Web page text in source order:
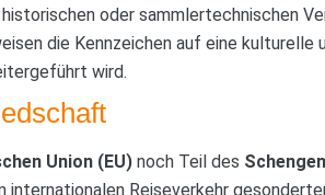
oder sammlertechnischen
die Kennzeichen auf eine kulturelle
wird.
Union (EU) noch Teil des
Reiseverkehr